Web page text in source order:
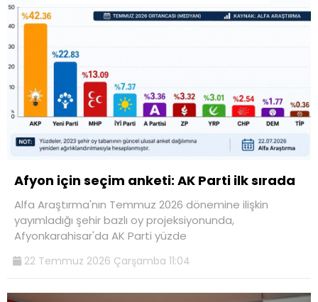
Afyon için seçim anketi: AK Parti ilk sırada
Alfa Araştırma'nın Temmuz 2026 dönemine ilişkin
yayımladığı şehir bazlı oy projeksiyonunda,
Afyonkarahisar'da AK Parti yüzde
22 Temmuz 2026 Çarşamba 11:04